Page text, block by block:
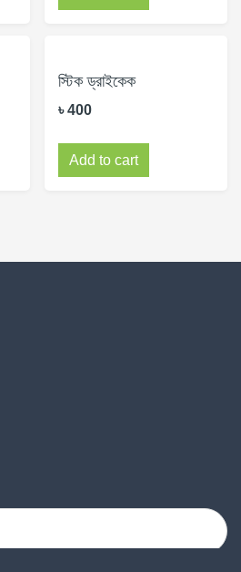
স্টিক ড্রাইকেক
৳400
Add to cart